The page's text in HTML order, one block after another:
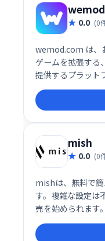
0.0 (0
wemod.com は、
ゲームを拡張す
提供するプラット
集約し、簡単に
スタマイズし、新
千ものModと
ルアップさせます
ゲームを探して、
ズしましょう！
mish
0.0 (0
mishは、無料で
す。複雑な設定は
売を始められます
者でも安心して
指したい方におす